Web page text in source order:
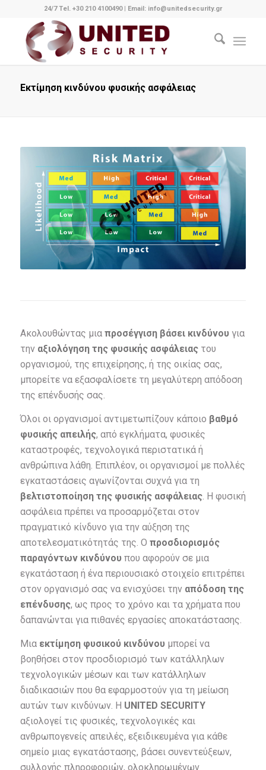
24/7 Tel. +30 210 4100490 | Email: info@unitedsecurity.gr
Εκτίμηση κινδύνου φυσικής ασφάλειας
Ακολουθώντας μια προσέγγιση βάσει κινδύνουγια
την αξιολόγηση της φυσικής ασφάλειαςτου
οργανισμού, της επιχείρησης, ή της οικίας σας,
μπορείτε να εξασφαλίσετε τη μεγαλύτερη απόδοση
της επένδυσής σας.
Όλοι οι οργανισμοί αντιμετωπίζουν κάποιο βαθμό
φυσικής απειλής, από εγκλήματα, φυσικές
καταστροφές, τεχνολογικά περιστατικά ή
ανθρώπινα λάθη. Επιπλέον, οι οργανισμοί με πολλές
εγκαταστάσεις αγωνίζονται συχνά για τη
βελτιστοποίηση της φυσικής ασφάλειας. Η φυσική
ασφάλεια πρέπει να προσαρμόζεται στον
πραγματικό κίνδυνο για την αύξηση της
αποτελεσματικότητάς της. Ο προσδιορισμός
παραγόντων κινδύνουπου αφορούν σε μια
εγκατάσταση ή ένα περιουσιακό στοιχείο επιτρέπει
στον οργανισμό σας να ενισχύσει την απόδοση της
επένδυσης, ως προς το χρόνο και τα χρήματα που
δαπανώνται για πιθανές εργασίες αποκατάστασης.
Μια εκτίμηση φυσικού κινδύνουμπορεί να
βοηθήσει στον προσδιορισμό των κατάλληλων
τεχνολογικών μέσων και των κατάλληλων
διαδικασιών που θα εφαρμοστούν για τη μείωση
αυτών των κινδύνων. Η UNITED SECURITY
αξιολογεί τις φυσικές, τεχνολογικές και
ανθρωπογενείς απειλές, εξειδικευμένα για κάθε
σημείο μιας εγκατάστασης, βάσει συνεντεύξεων,
συλλογής πληροφοριών, ολοκληρωμένων